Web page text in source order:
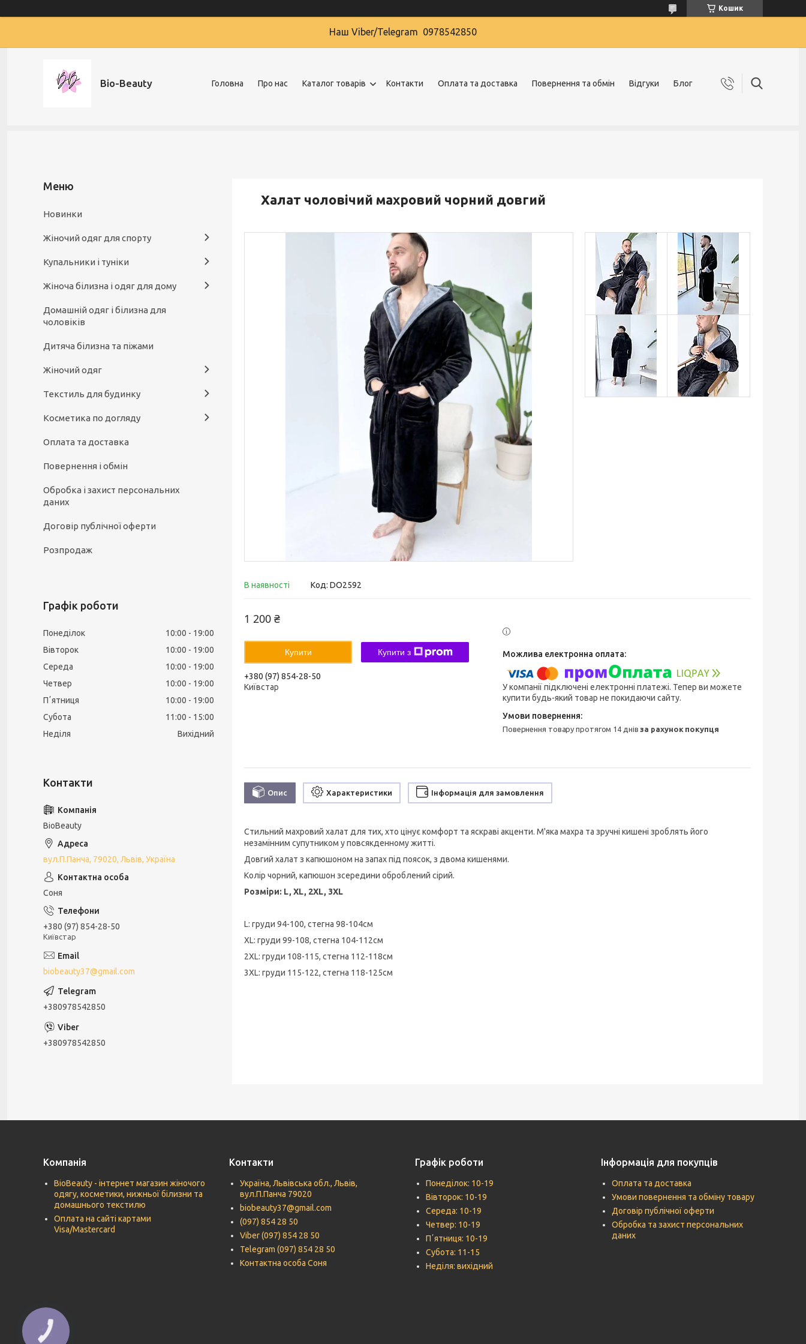
Кошик
Наш Viber/Telegram 0978542850
Bio-Beauty Головна Про нас Каталог товарів Контакти Оплата та доставка Повернення та обмін Відгуки Блог
Халат чоловічий махровий чорний довгий
В наявності Код: DO2592
1 200 ₴
Купити Купити з
+380 (97) 854-28-50
Київстар
У компанії підключені електронні платежі. Тепер ви можете
купити будь-який товар не покидаючи сайту.
повернення товару протягом 14 днівза рахунок покупця
Опис Характеристики Інформація для замовлення
Стильний махровий халат для тих, хто цінує комфорт та яскраві акценти. М'яка махра та зручні кишені зроблять його
незамінним супутником у повсякденному житті.
Довгий халат з капюшоном на запах під поясок, з двома кишенями.
Колір чорний, капюшон зсередини оброблений сірий.
Розміри: L, XL, 2XL, 3XL
L: груди 94-100, стегна 98-104см
XL: груди 99-108, стегна 104-112см
2XL: груди 108-115, стегна 112-118см
3XL: груди 115-122, стегна 118-125см
Новинки
Жіночий одяг для спорту
Купальники і туніки
Жіноча білизна і одяг для дому
Домашній одяг і білизна для
чоловіків
Дитяча білизна та піжами
Жіночий одяг
Текстиль для будинку
Косметика по догляду
Оплата та доставка
Повернення і обмін
Обробка і захист персональних
даних
Договір публічної оферти
Розпродаж
Графік роботи
Понеділок 10:00
19:00
Вівторок
10:00
19:00
Середа
10:00
19:00
Четвер
10:00
19:00
Пʼятниця
10:00
19:00
Субота
11:00
15:00
Неділя
Вихідний
BioBeauty
вул.П.Панча, 79020, Львів, Україна
Соня
+380 (97) 854-28-50
Київстар
biobeauty37@gmail.com
+380978542850
+380978542850
Компанія
BioBeauty - інтернет магазин жіночого
одягу, косметики, нижньої білизни та
домашнього текстилю
Оплата на сайті картами
Visa/Mastercard
Контакти
Україна, Львівська обл., Львів,
вул.П.Панча 79020
biobeauty37@gmail.com
(097) 854 28 50
Viber (097) 854 28 50
Telegram (097) 854 28 50
Контактна особа Соня
Графік роботи
Понеділок: 10-19
Вівторок: 10-19
Середа: 10-19
Четвер: 10-19
Пʼятниця: 10-19
Субота: 11-15
Неділя: вихідний
Інформація для покупців
Оплата та доставка
Умови повернення та обміну товару
Договір публічної оферти
Обробка та захист персональних
даних
КНОПКА
ЗВ'ЯЗКУ